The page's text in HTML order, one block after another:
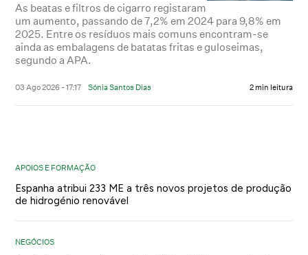
As beatas e filtros de cigarro registaram
um aumento, passando de 7,2% em 2024 para 9,8% em
2025. Entre os resíduos mais comuns encontram-se
ainda as embalagens de batatas fritas e guloseimas,
segundo a APA.
03 Ago 2026 - 17:17 Sónia Santos Dias 2 min leitura
APOIOS E FORMAÇÃO
Espanha atribui 233 ME a três novos projetos de produção
de hidrogénio renovável
NEGÓCIOS